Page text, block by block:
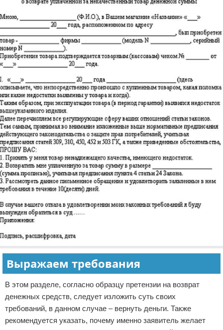
Выражаем требования
В этом разделе, согласно образцу претензии на возврат
денежных средств, следует изложить суть своих
требований, в данном случае – вернуть деньги. Также
рекомендуется указать, почему именно заявитель желает